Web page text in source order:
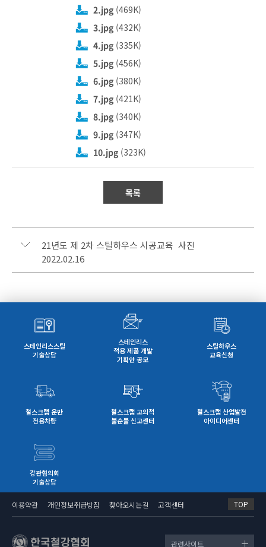
2.jpg (469K)
3.jpg (432K)
4.jpg (335K)
5.jpg (456K)
6.jpg (380K)
7.jpg (421K)
8.jpg (340K)
9.jpg (347K)
10.jpg (323K)
목록
21년도 제 2차 스틸하우스 시공교육 사진
2022.02.16
스테인리스스틸
기술상담
스테인리스
적용 제품 개발
기획안 공모
스틸하우스
교육신청
철스크랩 운반
전용차량
철스크랩 고의적
불순물 신고센터
철스크랩 산업발전
아이디어센터
강관협의회
기술상담
이용약관 개인정보취급방침 찾아오시는길 고객센터
관련사이트
TOP